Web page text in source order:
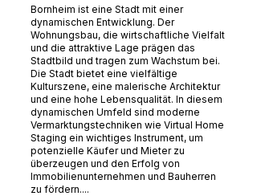
Bornheim ist eine Stadt mit einer
dynamischen Entwicklung. Der
Wohnungsbau, die wirtschaftliche Vielfalt
und die attraktive Lage prägen das
Stadtbild und tragen zum Wachstum bei.
Die Stadt bietet eine vielfältige
Kulturszene, eine malerische Architektur
und eine hohe Lebensqualität. In diesem
dynamischen Umfeld sind moderne
Vermarktungstechniken wie Virtual Home
Staging ein wichtiges Instrument, um
potenzielle Käufer und Mieter zu
überzeugen und den Erfolg von
Immobilienunternehmen und Bauherren
zu fördern....